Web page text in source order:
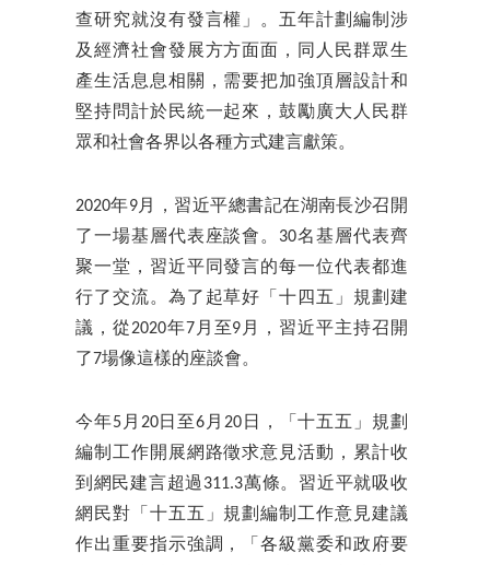
查研究就沒有發言權」。五年計劃編制涉
及經濟社會發展方方面面，同人民群眾生
產生活息息相關，需要把加強頂層設計和
堅持問計於民統一起來，鼓勵廣大人民群
眾和社會各界以各種方式建言獻策。
2020年9月，習近平總書記在湖南長沙召開
了一場基層代表座談會。30名基層代表齊
聚一堂，習近平同發言的每一位代表都進
行了交流。為了起草好「十四五」規劃建
議，從2020年7月至9月，習近平主持召開
了7場像這樣的座談會。
今年5月20日至6月20日，「十五五」規劃
編制工作開展網路徵求意見活動，累計收
到網民建言超過311.3萬條。習近平就吸收
網民對「十五五」規劃編制工作意見建議
作出重要指示強調，「各級黨委和政府要